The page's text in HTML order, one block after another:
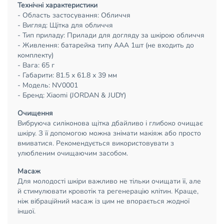
Технічні характеристики
- Область застосування: Обличчя
- Вигляд: Щітка для обличчя
- Тип приладу: Прилади для догляду за шкірою обличчя
- Живлення: батарейка типу ААА 1шт (не входить до
комплекту)
- Вага: 65 г
- Габарити: 81.5 х 61.8 х 39 мм
- Модель: NV0001
- Бренд: Xiaomi (JORDAN & JUDY)
Очищення
Вибруюча силіконова щітка дбайливо і глибоко очищає
шкіру. З її допомогою можна знімати макіяж або просто
вмиватися. Рекомендується використовувати з
улюбленим очищаючим засобом.
Масаж
Для молодості шкіри важливо не тільки очищати її, але
й стимулювати кровотік та регенерацію клітин. Краще,
ніж вібраційний масаж із цим не впорається жодної
іншої.